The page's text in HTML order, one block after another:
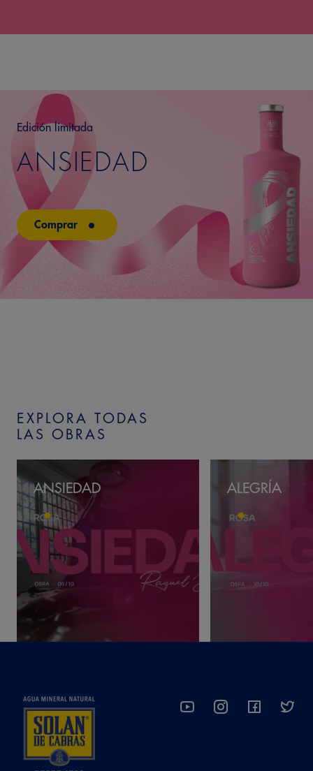
Edición limitada
ANSIEDAD
Comprar
EXPLORA TODAS
LAS OBRAS
ANSIEDAD ALEGRÍA